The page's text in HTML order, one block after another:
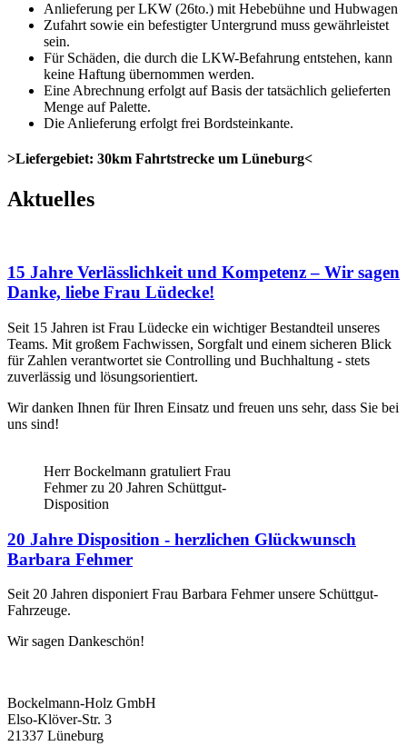
Anlieferung per LKW (26to.) mit Hebebühne und Hubwagen
Zufahrt sowie ein befestigter Untergrund muss gewährleistet
sein.
Für Schäden, die durch die LKW-Befahrung entstehen, kann
keine Haftung übernommen werden.
Eine Abrechnung erfolgt auf Basis der tatsächlich gelieferten
Menge auf Palette.
Die Anlieferung erfolgt frei Bordsteinkante.
>Liefergebiet: 30km Fahrtstrecke um Lüneburg<
Aktuelles
15 Jahre Verlässlichkeit und Kompetenz – Wir sagen
Danke, liebe Frau Lüdecke!
Seit 15 Jahren ist Frau Lüdecke ein wichtiger Bestandteil unseres
Teams. Mit großem Fachwissen, Sorgfalt und einem sicheren Blick
für Zahlen verantwortet sie Controlling und Buchhaltung - stets
zuverlässig und lösungsorientiert.
Wir danken Ihnen für Ihren Einsatz und freuen uns sehr, dass Sie bei
uns sind!
Herr Bockelmann gratuliert Frau
Fehmer zu 20 Jahren Schüttgut-
Disposition
20 Jahre Disposition - herzlichen Glückwunsch
Barbara Fehmer
Seit 20 Jahren disponiert Frau Barbara Fehmer unsere Schüttgut-
Fahrzeuge.
Wir sagen Dankeschön!
Bockelmann-Holz GmbH
Elso-Klöver-Str. 3
21337 Lüneburg